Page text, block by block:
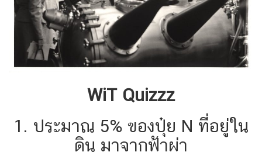
WiT Quizzz
1. ประมาณ 5% ของปุ๋ย N ที่อยู่ใน
ดิน มาจากฟ้าผ่า